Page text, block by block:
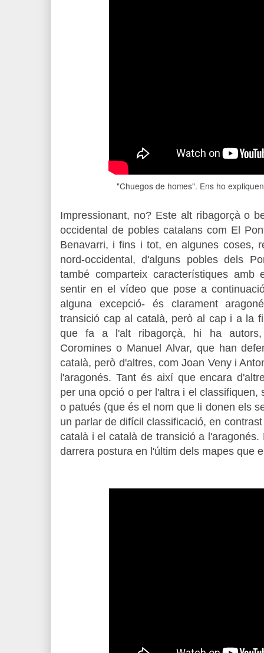
"Chuegos de homes". Ens ho
Impressionant, no? Este alt ribagorçà o
occidental de pobles catalans com El
Benavarri, i fins i tot, en algunes coses,
nord-occidental, d'alguns pobles dels
també comparteix característiques
sentir en el vídeo que pose a
alguna excepció- és clarament
transició cap al català, però al cap i a la
que fa a l'alt ribagorçà, hi ha
Coromines o Manuel Alvar, que han
català, però d'altres, com Joan Veny i
l'aragonés. Tant és així que encara
per una opció o per l'altra i el classifiquen,
o patués (que és el nom que li donen els
un parlar de difícil classificació, en
català i el català de transició a
darrera postura en l'últim dels mapes que